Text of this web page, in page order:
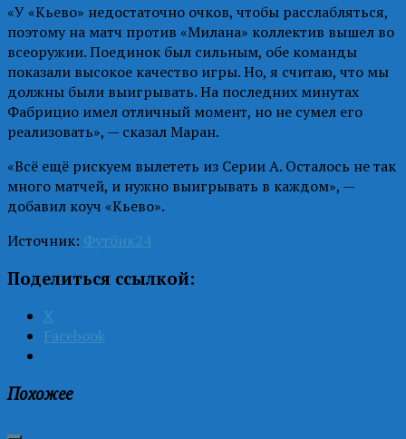
«У «Кьево» недостаточно очков, чтобы расслабляться,
поэтому на матч против «Милана» коллектив вышел во
всеоружии. Поединок был сильным, обе команды
показали высокое качество игры. Но, я считаю, что мы
должны были выигрывать. На последних минутах
Фабрицио имел отличный момент, но не сумел его
реализовать», — сказал Маран.
«Всё ещё рискуем вылететь из Серии А. Осталось не так
много матчей, и нужно выигрывать в каждом», —
добавил коуч «Кьево».
Источник: Футбик24
Поделиться ссылкой:
X
Facebook
Похожее